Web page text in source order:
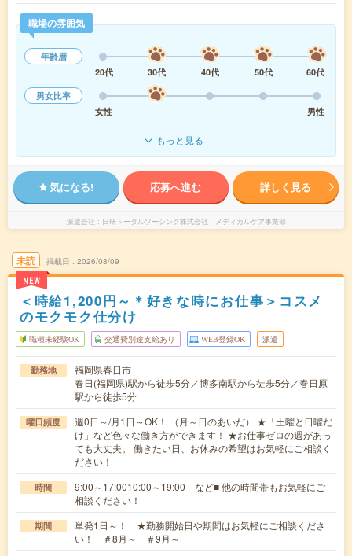
職場の雰囲気
年齢層
20代
30代 40代 50代
60代
男女比率
女性
男性
もっと見る
気になる! 応募へ進む 詳しく見る
派遣会社 日研トータルソーシング株式会社 メディカルケア事業部
未読
NEW
掲載日 2026/08/09
＜時給1,200円～＊好きな時にお仕事＞コスメ
のモクモク仕分け
職種未経験OK 交通費別途支給あり WEB登録OK 派遣
勤務地
福岡県春日市
春日(福岡県)駅から徒歩5分／博多南駅から徒歩5分／春日原
駅から徒歩5分
曜日頻度
週0日～/月1日～OK！ （月～日のあいだ） ★「土曜と日曜だ
け」など色々な働き方ができます！ ★お仕事ゼロの週があっ
ても大丈夫。 働きたい日、お休みの希望はお気軽にご相談く
ださい！
時間
9:00～17:0010:00～19:00 など■ 他の時間帯もお気軽にご
相談ください！
期間
単発1日～！ ★勤務開始日や期間はお気軽にご相談くださ
い！ ＃8月～ ＃9月～